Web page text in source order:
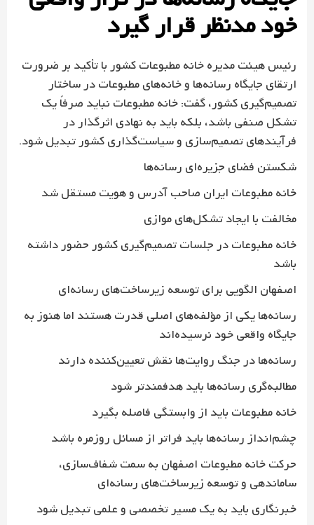
خود مدنظر قرار گیرد
رئیس هیئت مدیره خانه مطبوعات کشور با تأکید بر ضرورت
ارتقای جایگاه رسانه‌ها و خانه‌های مطبوعات در ساختار
تصمیم‌گیری کشور، گفت: خانه مطبوعات نباید صرفاً یک
تشکل صنفی باشد، بلکه باید به نهادی اثرگذار در
فرآیندهای تصمیم‌سازی و سیاست‌گذاری کشور تبدیل شود.
شکستن فضای جزیره‌ای رسانه‌ها
خانه مطبوعات ایران صاحب آدرس و هویت مستقل شد
مخالفت با ایجاد تشکل‌های موازی
خانه مطبوعات در جلسات تصمیم‌گیری کشور حضور داشته
باشد
اصفهان الگویی برای توسعه زیرساخت‌های رسانه‌ای
رسانه‌ها یکی از مؤلفه‌های اصلی قدرت هستند اما هنوز به
جایگاه واقعی خود نرسیده‌اند
رسانه‌ها در جنگ روایت‌ها نقش تعیین‌کننده دارند
مطالبه‌گری رسانه‌ها باید هدفمندتر شود
خانه مطبوعات باید از وابستگی فاصله بگیرد
چشم‌انداز رسانه‌ها باید فراتر از مسائل روزمره باشد
حرکت خانه مطبوعات اصفهان به سمت شفاف‌سازی،
ساماندهی و توسعه زیرساخت‌های رسانه‌ای
خبرنگاری باید به یک مسیر تخصصی و علمی تبدیل شود